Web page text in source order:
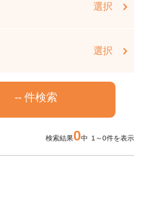
選択
選択
検索結果0中 1～0件を表示